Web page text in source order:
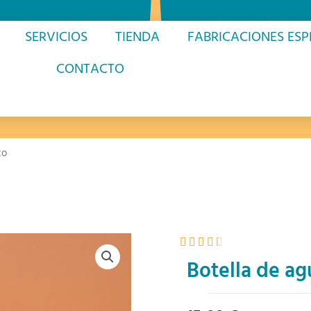
SERVICIOS TIENDA
FABRICACIONES
CONTACTO
    
con
4.3
de
Botella de